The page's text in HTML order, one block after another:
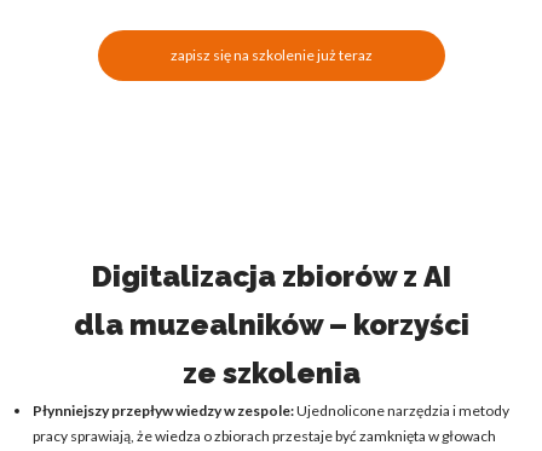
zapisz się na szkolenie już teraz
Digitalizacja zbiorów z AI
dla muzealników – korzyści
ze szkolenia
Płynniejszy przepływ wiedzy w zespole:Ujednolicone narzędzia i metody
pracy sprawiają, że wiedza o zbiorach przestaje być zamknięta w głowach